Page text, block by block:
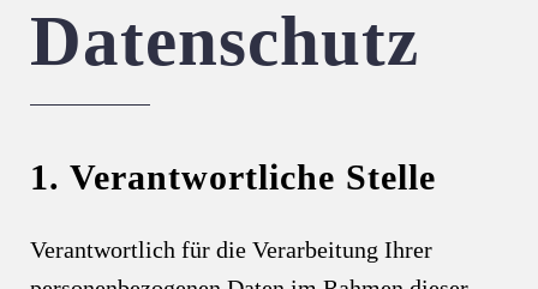
Datenschutz
1. Verantwortliche Stelle
Verantwortlich für die Verarbeitung Ihrer